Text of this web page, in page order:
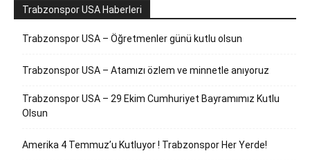
Trabzonspor USA Haberleri
Trabzonspor USA – Öğretmenler günü kutlu olsun
Trabzonspor USA – Atamızı özlem ve minnetle anıyoruz
Trabzonspor USA – 29 Ekim Cumhuriyet Bayramımız Kutlu
Olsun
Amerika 4 Temmuz’u Kutluyor ! Trabzonspor Her Yerde!